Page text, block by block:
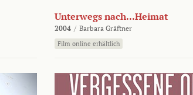
Unterwegs nach...Heimat
2004 / Barbara Gräftner
Film online erhältlich